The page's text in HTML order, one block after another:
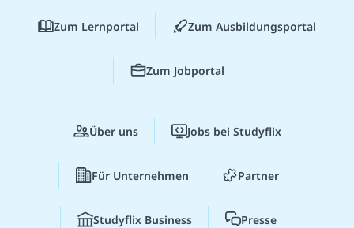
Zum Lernportal Zum Ausbildungsportal
Zum Jobportal
Über uns Jobs bei Studyflix
Für Unternehmen Partner
Studyflix Business Presse